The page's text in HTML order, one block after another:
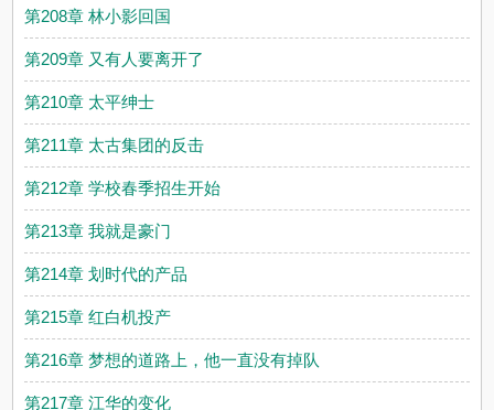
第208章 林小影回国
第209章 又有人要离开了
第210章 太平绅士
第211章 太古集团的反击
第212章 学校春季招生开始
第213章 我就是豪门
第214章 划时代的产品
第215章 红白机投产
第216章 梦想的道路上，他一直没有掉队
第217章 江华的变化